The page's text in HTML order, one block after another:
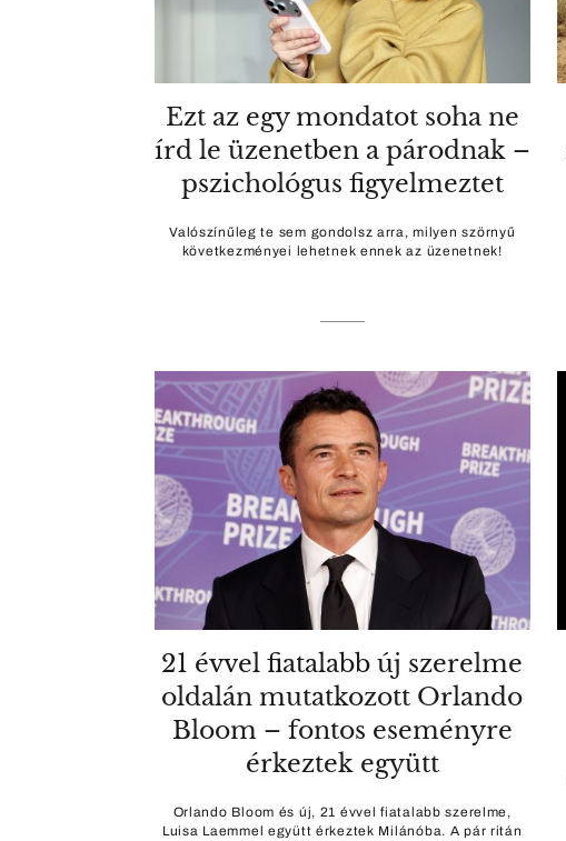
Ezt az egy mondatot soha ne
írd le üzenetben a párodnak –
pszichológus figyelmeztet
Valószínűleg te sem gondolsz arra, milyen szörnyű
következményei lehetnek ennek az üzenetnek!
21 évvel fiatalabb új szerelme
oldalán mutatkozott Orlando
Bloom – fontos eseményre
érkeztek együtt
Orlando Bloom és új, 21 évvel fiatalabb szerelme,
Luisa Laemmel együtt érkeztek Milánóba. A pár ritán